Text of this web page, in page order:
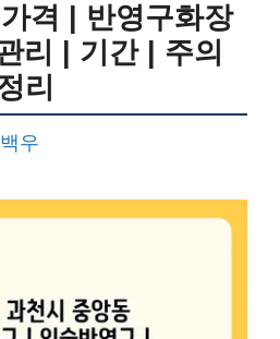
격 | 반영구화장
리 | 기간 | 주의
리
백우